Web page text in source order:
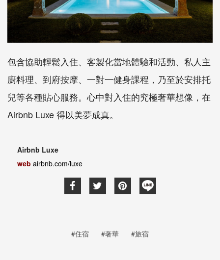
包含協助輕鬆入住、客製化當地體驗和活動、私人主
廚料理、到府按摩、一對一健身課程，乃至於安排托
兒等各種貼心服務。心中對入住的究極奢華想像，在
Airbnb Luxe 得以美夢成真。
Airbnb Luxe
web airbnb.com/luxe
#住宿 #奢華 #旅宿